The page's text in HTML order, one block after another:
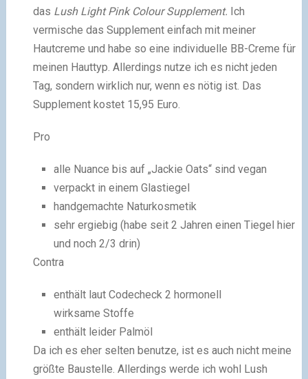
das Lush Light Pink Colour Supplement. Ich
vermische das Supplement einfach mit meiner
Hautcreme und habe so eine individuelle BB-Creme für
meinen Hauttyp. Allerdings nutze ich es nicht jeden
Tag, sondern wirklich nur, wenn es nötig ist. Das
Supplement kostet 15,95 Euro.
Pro
alle Nuance bis auf „Jackie Oats“ sind vegan
verpackt in einem Glastiegel
handgemachte Naturkosmetik
sehr ergiebig (habe seit 2 Jahren einen Tiegel hier
und noch 2/3 drin)
Contra
enthält laut Codecheck 2 hormonell
wirksame Stoffe
enthält leider Palmöl
Da ich es eher selten benutze, ist es auch nicht meine
größte Baustelle. Allerdings werde ich wohl Lush